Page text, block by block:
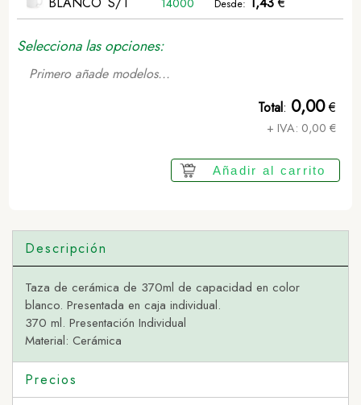
14000 Desde:
Selecciona las opciones:
Primero añade modelos...
Total: 0,00€
+ IVA: 0,00 €
Añadir al carrito
Descripción
Taza de cerámica de 370ml de capacidad en color
blanco. Presentada en caja individual.
370 ml. Presentación Individual
Material: Cerámica
Precios